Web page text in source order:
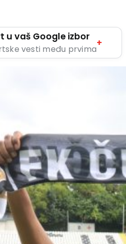
u vaš Google izbor
vesti među prvima
+